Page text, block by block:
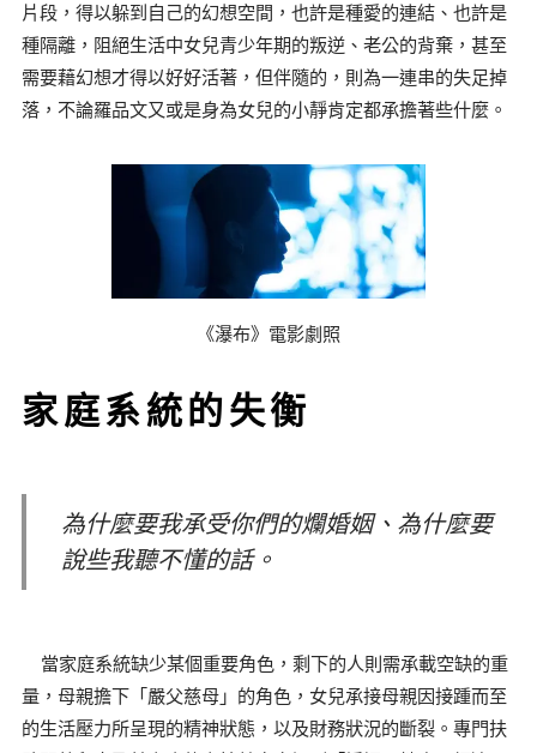
片段，得以躲到自己的幻想空間，也許是種愛的連結、也許是
種隔離，阻絕生活中女兒青少年期的叛逆、老公的背棄，甚至
需要藉幻想才得以好好活著，但伴隨的，則為一連串的失足掉
落，不論羅品文又或是身為女兒的小靜肯定都承擔著些什麼。
《瀑布》電影劇照
家庭系統的失衡
為什麼要我承受你們的爛婚姻、為什麼要
說些我聽不懂的話。
當家庭系統缺少某個重要角色，剩下的人則需承載空缺的重
量，母親擔下「嚴父慈母」的角色，女兒承接母親因接踵而至
的生活壓力所呈現的精神狀態，以及財務狀況的斷裂。專門扶